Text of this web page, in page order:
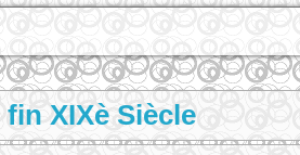
XIXè Siècle